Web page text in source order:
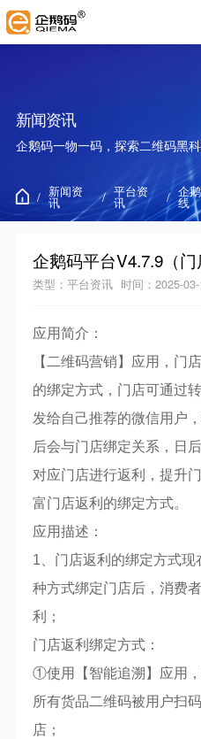
新闻资讯
企鹅码一物一码，探索二维码黑
/ 新闻资
讯 / 平台资
讯 / 企
线
企鹅码平台V4.7.9（
类型：平台资讯 时间：2025-
应用简介：
【 二维码营销 】应用，门
的绑定方式，门店可通过
发给自己推荐的微信用户
后会与门店绑定关系，日
对应门店进行返利，提升
富门店返利的绑定方式。
应用描述：
1、门店返利的绑定方式
种方式绑定门店后，消费
利；
门店返利绑定方式：
①使用【智能追溯】应用
所有货品二维码被用户扫
店；